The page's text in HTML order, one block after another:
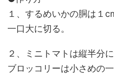
１、するめいかの胴は１
一口大に切る。
２、ミニトマトは縦半分に
ブロッコリーは小さめの一